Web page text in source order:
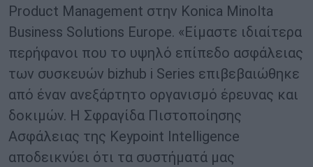
Product Management στην Konica Minolta
Business Solutions Europe. «Είμαστε ιδιαίτερα
περήφανοι που το υψηλό επίπεδο ασφάλειας
των συσκευών bizhub i Series επιβεβαιώθηκε
από έναν ανεξάρτητο οργανισμό έρευνας και
δοκιμών. Η Σφραγίδα Πιστοποίησης
Ασφάλειας της Keypoint Intelligence
αποδεικνύει ότι τα συστήματά μας